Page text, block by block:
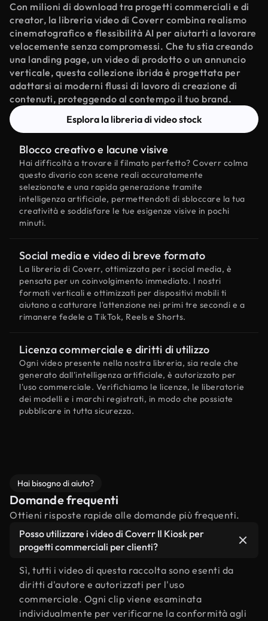
Con milioni di download tra progetti commerciali e di
creator, la libreria video di Coverr combina realismo
cinematografico e flessibilità AI per aiutarti a lavorare
velocemente senza compromessi. Che tu stia creando
una landing page, un video di prodotto o un annuncio
verticale, questa collezione ibrida è progettata per
adattarsi ai moderni flussi di lavoro di creazione di
contenuti, proteggendo al contempo il tuo brand.
Esplora la libreria di video stock
Blocco creativo e lacune visive
Hai difficoltà a trovare il filmato perfetto? Coverr colma
questo divario con scene reali accuratamente
selezionate e una rapida generazione tramite
intelligenza artificiale, permettendoti di sbloccare la tua
creatività e soddisfare le tue esigenze visive in pochi
minuti.
Social media e video di breve formato
La libreria di Coverr, ottimizzata per i social media, è
pensata per un coinvolgimento immediato. I nostri
formati verticali e ottimizzati per dispositivi mobili ti
aiutano a catturare l'attenzione nei primi tre secondi e a
rimanere fedele a TikTok, Reels e Shorts.
Licenza commerciale e diritti di utilizzo
Ogni video presente nella nostra libreria, sia reale che
generato dall'intelligenza artificiale, è autorizzato per
l'uso commerciale. Verifichiamo le licenze, le liberatorie
dei modelli e i marchi registrati, in modo che possiate
pubblicare in tutta sicurezza.
Hai bisogno di aiuto?
Domande frequenti
Ottieni risposte rapide alle domande più frequenti.
Posso utilizzare i video di Coverr Il Kiosk per
progetti commerciali per clienti?
Sì, tutti i video di questa raccolta sono esenti da
diritti d'autore e autorizzati per l'uso
commerciale. Ogni clip viene esaminata
individualmente per verificarne la conformità agli